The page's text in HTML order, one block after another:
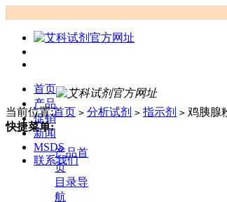
首页
产品
促销
新闻
MSDS
联系我们
当前位置:首页 > 分析试剂 > 指示剂 > 鸡胰腺
快捷菜单:
产品首
页
目录导
航